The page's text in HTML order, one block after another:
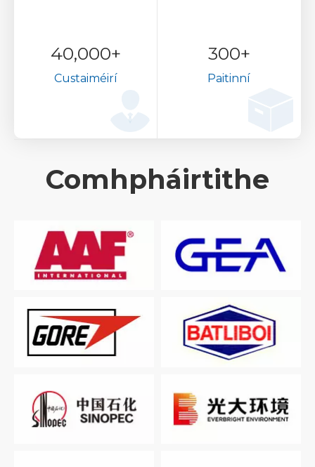
40,000+
Custaiméirí
300+
Paitinní
Comhpháirtithe